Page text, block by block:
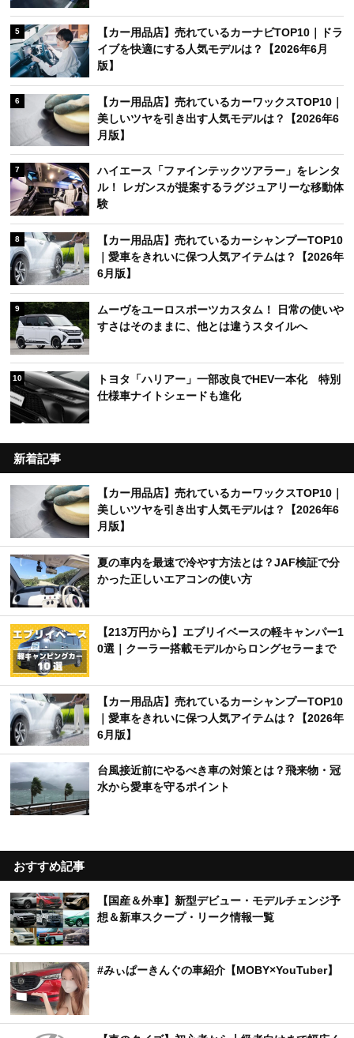
5
【カー用品店】売れているカーナビTOP10｜ドラ
イブを快適にする人気モデルは？【2026年6月
版】
6
【カー用品店】売れているカーワックスTOP10｜
美しいツヤを引き出す人気モデルは？【2026年6
月版】
7
ハイエース「ファインテックツアラー」をレンタ
ル！ レガンスが提案するラグジュアリーな移動体
験
8
【カー用品店】売れているカーシャンプーTOP10
｜愛車をきれいに保つ人気アイテムは？【2026年
6月版】
9
ムーヴをユーロスポーツカスタム！ 日常の使いや
すさはそのままに、他とは違うスタイルへ
10
トヨタ「ハリアー」一部改良でHEV一本化 特別
仕様車ナイトシェードも進化
新着記事
【カー用品店】売れているカーワックスTOP10｜
美しいツヤを引き出す人気モデルは？【2026年6
月版】
夏の車内を最速で冷やす方法とは？JAF検証で分
かった正しいエアコンの使い方
【213万円から】エブリイベースの軽キャンパー1
0選｜クーラー搭載モデルからロングセラーまで
【カー用品店】売れているカーシャンプーTOP10
｜愛車をきれいに保つ人気アイテムは？【2026年
6月版】
台風接近前にやるべき車の対策とは？飛来物・冠
水から愛車を守るポイント
おすすめ記事
【国産＆外車】新型デビュー・モデルチェンジ予
想＆新車スクープ・リーク情報一覧
#みぃぱーきんぐの車紹介【MOBY×YouTuber】